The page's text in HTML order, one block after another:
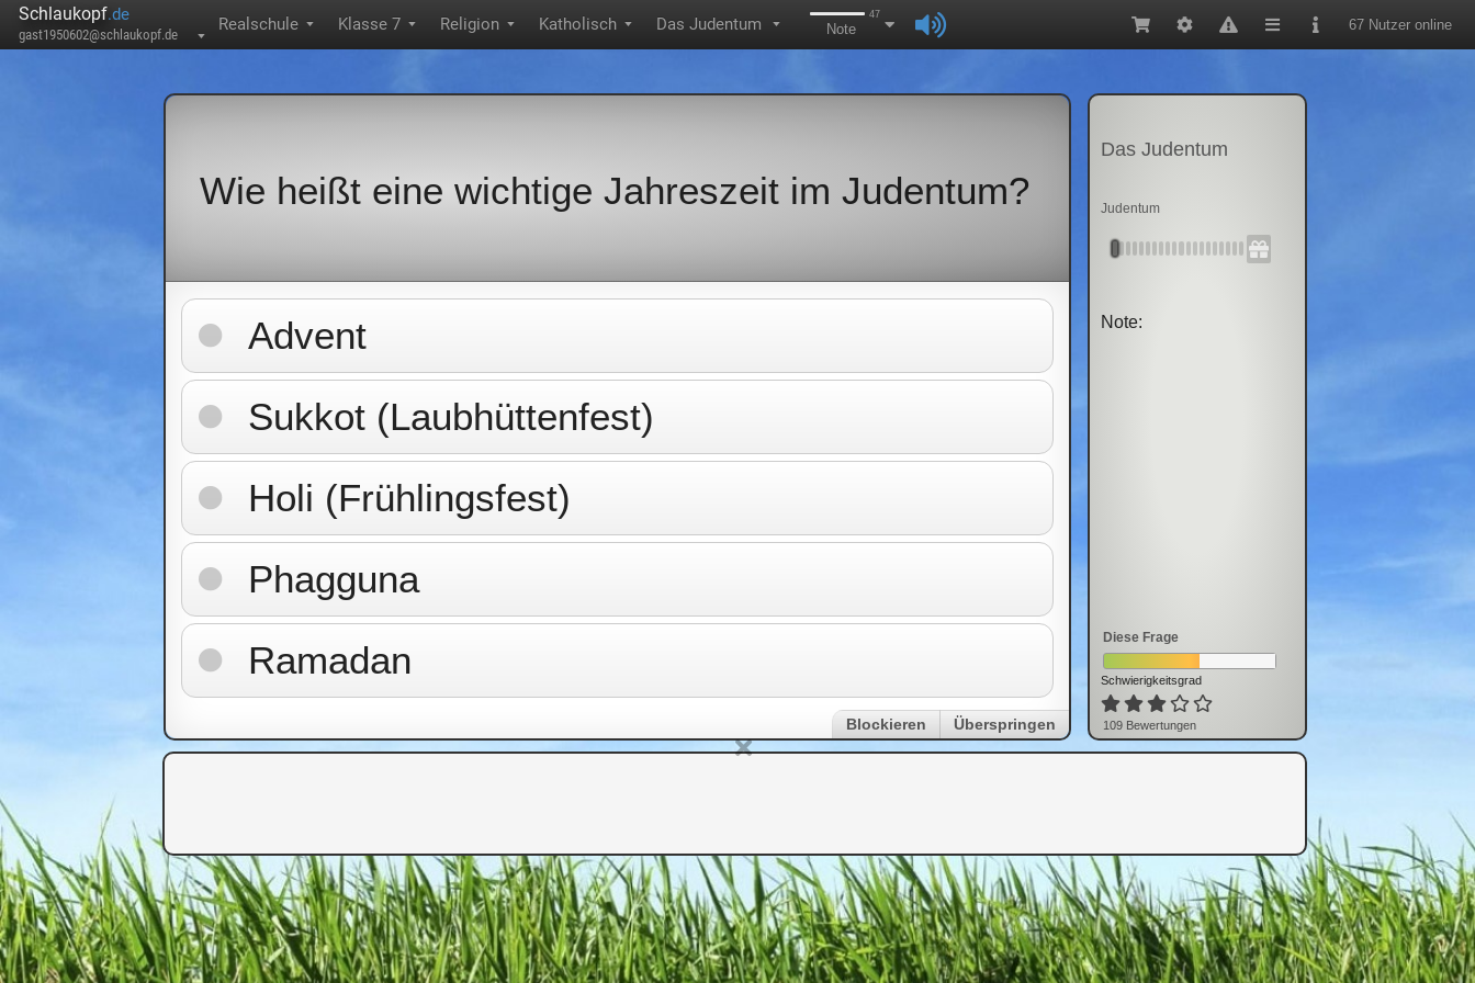
Schlaukopf.de
gast1950602@schlaukopf.de ▼
Realschule ▼ Klasse 7 ▼ Religion ▼ Katholisch ▼ Das Judentum ▼
47
Note 67 Nutzer online
Wie heißt eine wichtige Jahreszeit im Judentum?
Advent
Sukkot (Laubhüttenfest)
Holi (Frühlingsfest)
Phagguna
Ramadan
Blockieren Überspringen
Das Judentum
Judentum
Note:
Diese Frage
Schwierigkeitsgrad
109 Bewertungen